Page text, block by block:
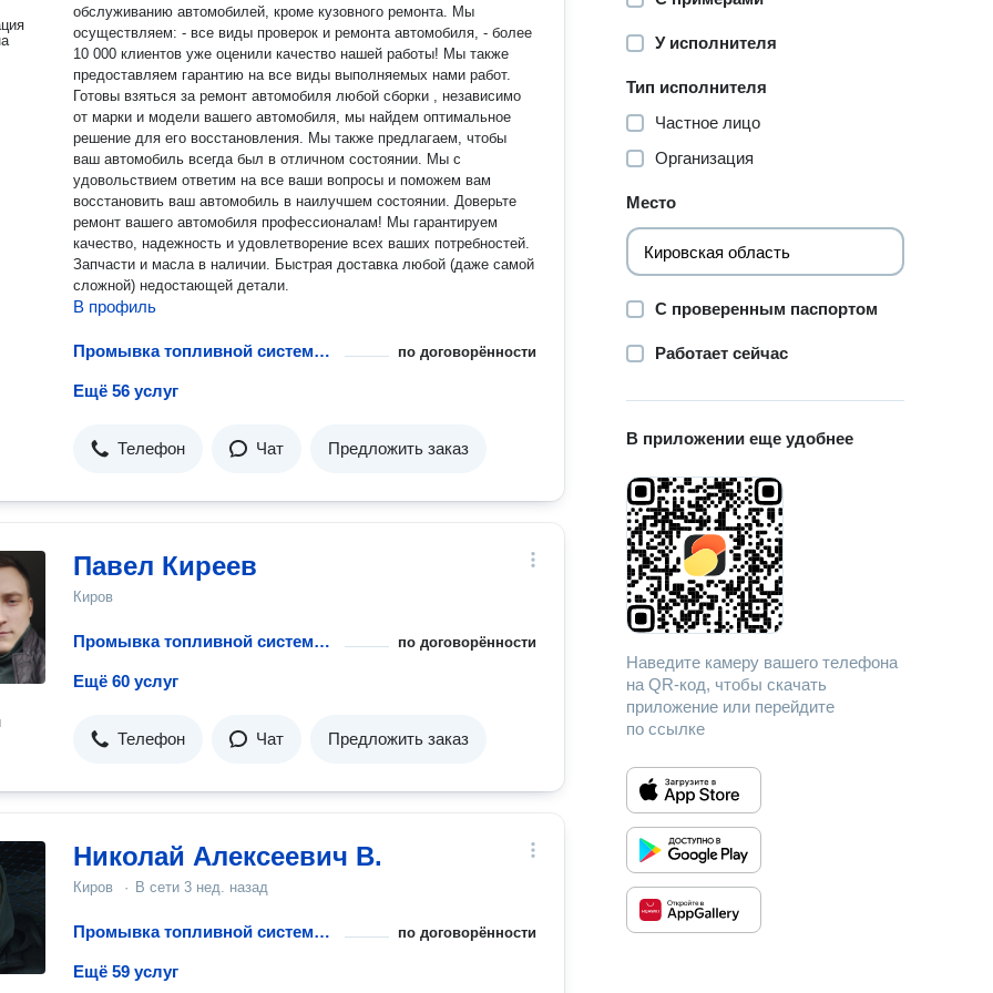
обслуживанию автомобилей, кроме кузовного ремонта. Мы
осуществляем: - все виды проверок и ремонта автомобиля, - более
10 000 клиентов уже оценили качество нашей работы! Мы также
предоставляем гарантию на все виды выполняемых нами работ.
Готовы взяться за ремонт автомобиля любой сборки , независимо
от марки и модели вашего автомобиля, мы найдем оптимальное
решение для его восстановления. Мы также предлагаем, чтобы
ваш автомобиль всегда был в отличном состоянии. Мы с
удовольствием ответим на все ваши вопросы и поможем вам
восстановить ваш автомобиль в наилучшем состоянии. Доверьте
ремонт вашего автомобиля профессионалам! Мы гарантируем
качество, надежность и удовлетворение всех ваших потребностей.
Запчасти и масла в наличии. Быстрая доставка любой (даже самой
сложной) недостающей детали.
В профиль
Промывка топливной системы бензинового двигателя по договорённости
Ещё 56 услуг
Телефон Чат Предложить заказ
Павел Киреев
Киров
Промывка топливной системы бензинового двигателя по договорённости
Ещё 60 услуг
Телефон Чат Предложить заказ
Николай Алексеевич В.
Киров · В сети 3 нед. назад
Промывка топливной системы бензинового двигателя по договорённости
Ещё 59 услуг
У исполнителя
Тип исполнителя
Частное лицо
Организация
Место
С проверенным паспортом
Работает сейчас
В приложении еще удобнее
Наведите камеру вашего телефона
на QR-код, чтобы скачать
приложение или перейдите
по ссылке